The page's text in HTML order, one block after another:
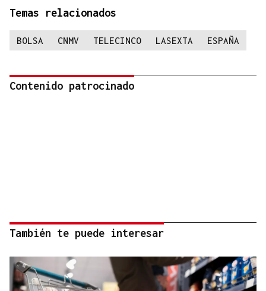
Temas relacionados
BOLSA CNMV TELECINCO LASEXTA ESPAÑA
Contenido patrocinado
También te puede interesar